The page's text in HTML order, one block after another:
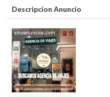
Descripcion Anuncio